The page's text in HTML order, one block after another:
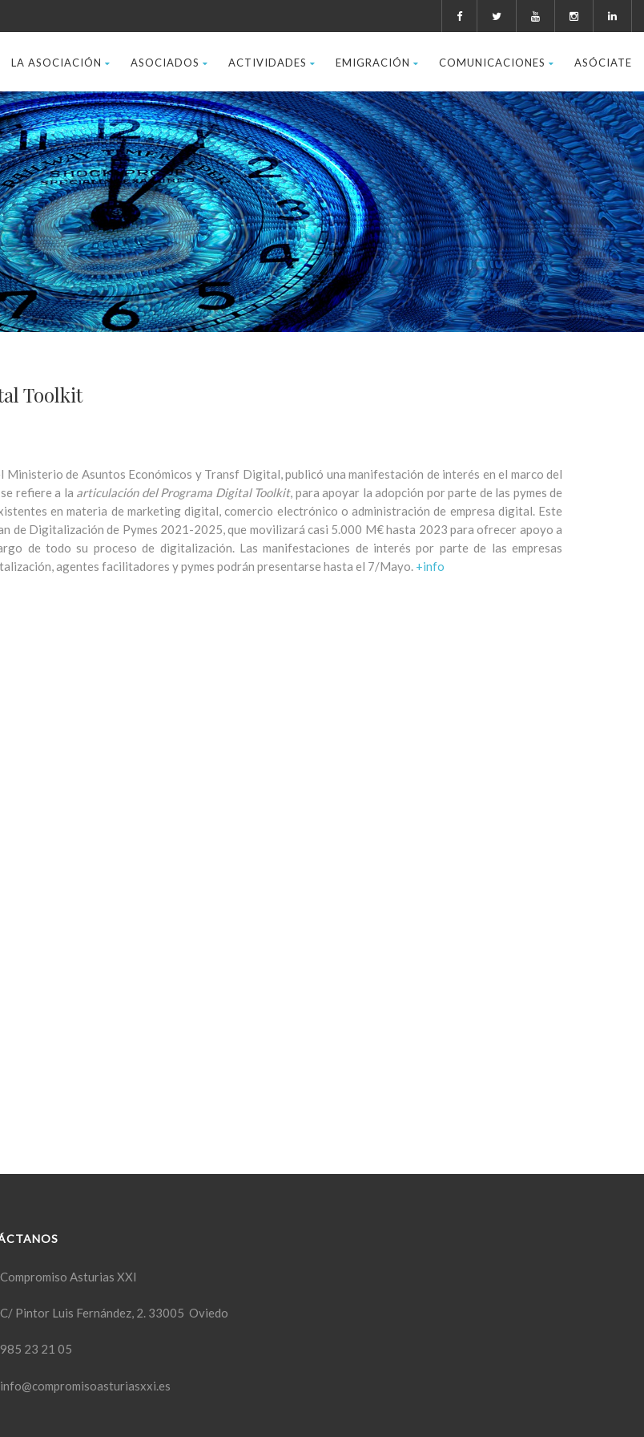
LA ASOCIACIÓN ASOCIADOS ACTIVIDADES EMIGRACIÓN COMUNICACIONES ASÓCIATE
Toolkit
Ministerio de Asuntos Económicos y Transf Digital, publicó una manifestación de interés en el marco del
refiere a la articulación del Programa Digital Toolkit, para apoyar la adopción por parte de las pymes de
en materia de marketing digital, comercio electrónico o administración de empresa digital. Este
de Digitalización de Pymes 2021-2025, que movilizará casi 5.000 M€ hasta 2023 para ofrecer apoyo a
de todo su proceso de digitalización. Las manifestaciones de interés por parte de las empresas
agentes facilitadores y pymes podrán presentarse hasta el 7/Mayo. +info
Asturias XXI
Pintor Luis Fernández, 2. 33005 Oviedo
23 21 05
info@compromisoasturiasxxi.es